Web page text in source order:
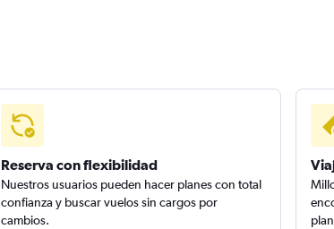
Reserva con flexibilidad
Nuestros usuarios pueden hacer planes con total
confianza y buscar vuelos sin cargos por
cambios.